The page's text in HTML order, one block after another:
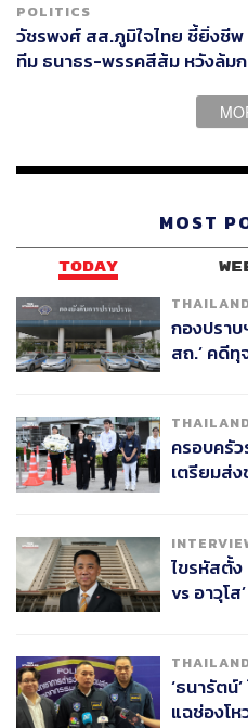
POLITICS
วัชรพงศ์ สส.ภูมิใจไทย ชี้ยิ่งชีพ
ทีม ธนาธร-พรรคสีส้ม หวังล้ม
MOST
TODAY
กองปรา
สถ.’ คดี
ครอบครัว
เตรียมส่
ไขรหัสตั้ง
vs อาวุโ
‘ธนารัตน์
แฉช่องโ